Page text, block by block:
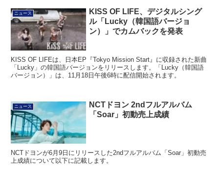
ニュース
KISS OF LIFE、デジタルシング
ル「Lucky（韓国語バージョ
ン）」でカムバックを発表
KISS OF LIFEは、日本EP『Tokyo Mission Start』に収録された新曲
「Lucky」の韓国語バージョンをリリースします。「Lucky（韓国語
バージョン）」は、11月18日午後6時に配信開始されます。
ニュース
NCTドヨン 2ndフルアルバム
「Soar」初動売上成績
NCTドヨンが6月9日にリリースした2ndフルアルバム「Soar」初動売
上成績について以下に記載します。